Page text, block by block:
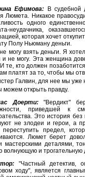
Ефимова: В судебной
Люмета. Никакое
одного
неудачника,
которая хочет
Полу Ньюману деньги.
могу взять деньги. Я
и не могу. Эта женщина
те, кто должен
платят за то, чтобы мы
Галвин, для нее мы уже
можем открыть правду.
Доерти:"Вердикт"
приведшей к
Это история без
не злодеи и герои, а
переступить предел,
Люмет берет
мастерскими деталями,
волнующую и трогательную
"Частный детектив,
ходу", является